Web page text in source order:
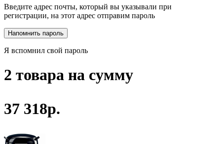
Введите адрес почты, который вы указывали при
регистрации, на этот адрес отправим пароль
Я вспомнил свой пароль
2 товара на сумму
37 318р.